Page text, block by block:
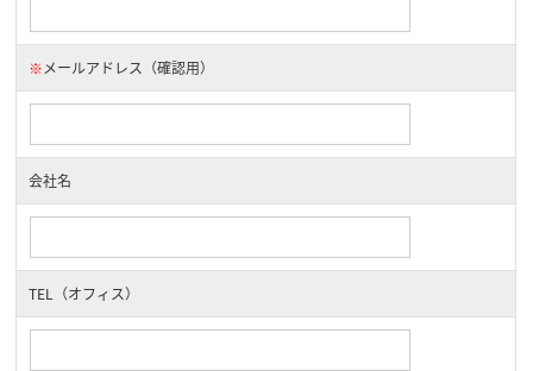
※メールアドレス（確認用）
会社名
TEL（オフィス）